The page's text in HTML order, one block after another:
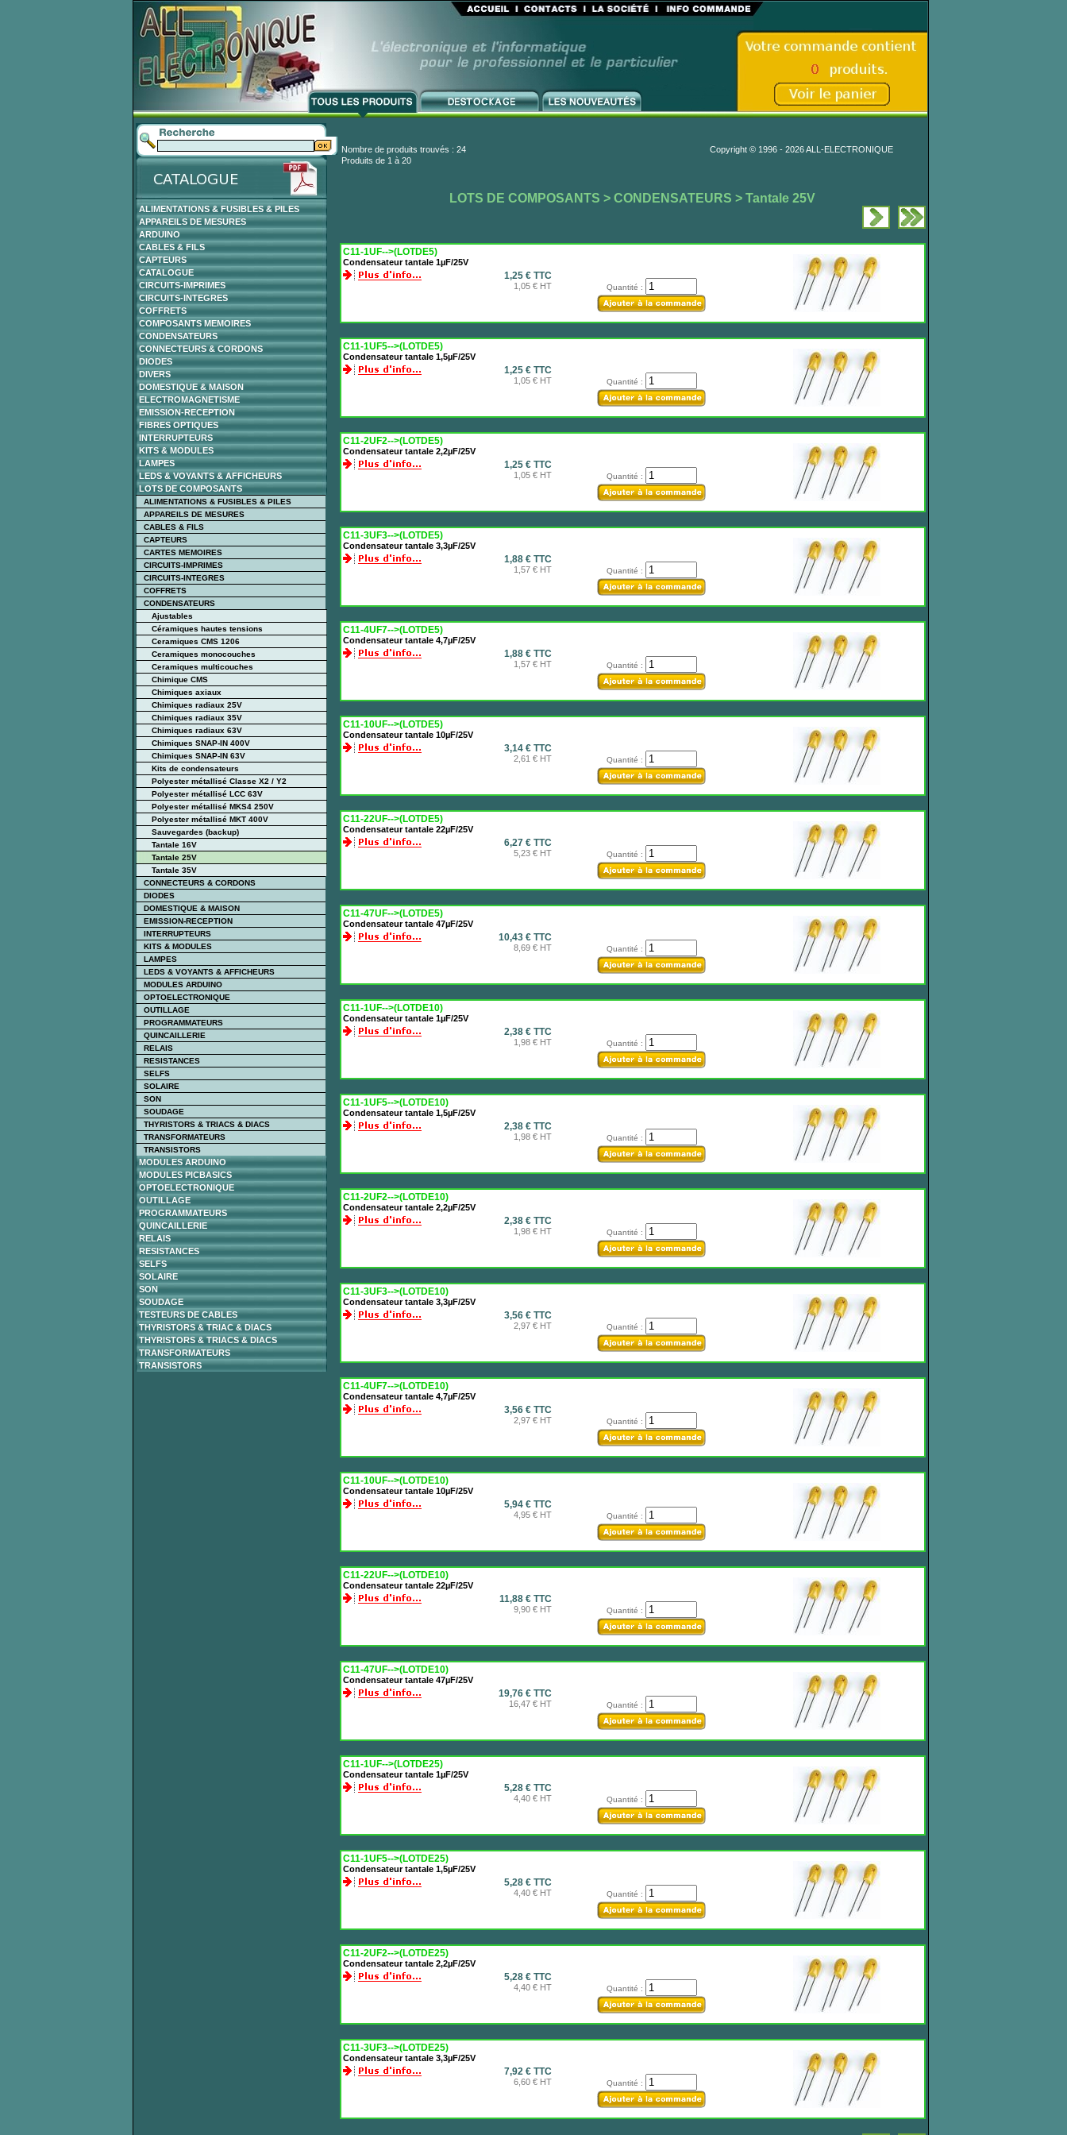
ALIMENTATIONS & FUSIBLES & PILES
APPAREILS DE MESURES
ARDUINO
CABLES & FILS
CAPTEURS
CATALOGUE
CIRCUITS-IMPRIMES
CIRCUITS-INTEGRES
COFFRETS
COMPOSANTS MEMOIRES
CONDENSATEURS
CONNECTEURS & CORDONS
DIODES
DIVERS
DOMESTIQUE & MAISON
ELECTROMAGNETISME
EMISSION-RECEPTION
FIBRES OPTIQUES
INTERRUPTEURS
KITS & MODULES
LAMPES
LEDS & VOYANTS & AFFICHEURS
LOTS DE COMPOSANTS
ALIMENTATIONS & FUSIBLES & PILES
APPAREILS DE MESURES
CABLES & FILS
CAPTEURS
CARTES MEMOIRES
CIRCUITS-IMPRIMES
CIRCUITS-INTEGRES
COFFRETS
CONDENSATEURS
Ajustables
Céramiques hautes tensions
Ceramiques CMS 1206
Ceramiques monocouches
Ceramiques multicouches
Chimique CMS
Chimiques axiaux
Chimiques radiaux 25V
Chimiques radiaux 35V
Chimiques radiaux 63V
Chimiques SNAP-IN 400V
Chimiques SNAP-IN 63V
Kits de condensateurs
Polyester métallisé Classe X2 / Y2
Polyester métallisé LCC 63V
Polyester métallisé MKS4 250V
Polyester métallisé MKT 400V
Sauvegardes (backup)
Tantale 16V
Tantale 25V
Tantale 35V
CONNECTEURS & CORDONS
DIODES
DOMESTIQUE & MAISON
EMISSION-RECEPTION
INTERRUPTEURS
KITS & MODULES
LAMPES
LEDS & VOYANTS & AFFICHEURS
MODULES ARDUINO
OPTOELECTRONIQUE
OUTILLAGE
PROGRAMMATEURS
QUINCAILLERIE
RELAIS
RESISTANCES
SELFS
SOLAIRE
SON
SOUDAGE
THYRISTORS & TRIACS & DIACS
TRANSFORMATEURS
TRANSISTORS
MODULES ARDUINO
MODULES PICBASICS
OPTOELECTRONIQUE
OUTILLAGE
PROGRAMMATEURS
QUINCAILLERIE
RELAIS
RESISTANCES
SELFS
SOLAIRE
SON
SOUDAGE
TESTEURS DE CABLES
THYRISTORS & TRIAC & DIACS
THYRISTORS & TRIACS & DIACS
TRANSFORMATEURS
TRANSISTORS
Nombre de produits trouvés : 24
Copyright © 1996 - 2026 ALL-ELECTRONIQUE
Produits de 1 à 20
LOTS DE COMPOSANTS > CONDENSATEURS > Tantale 25V
C11-1UF-->(LOTDE5)
Condensateur tantale 1µF/25V
1,25 € TTC
1,05 € HT Quantité :
C11-1UF5-->(LOTDE5)
Condensateur tantale 1,5µF/25V
1,25 € TTC
1,05 € HT Quantité :
C11-2UF2-->(LOTDE5)
Condensateur tantale 2,2µF/25V
1,25 € TTC
1,05 € HT Quantité :
C11-3UF3-->(LOTDE5)
Condensateur tantale 3,3µF/25V
1,88 € TTC
1,57 € HT Quantité :
C11-4UF7-->(LOTDE5)
Condensateur tantale 4,7µF/25V
1,88 € TTC
1,57 € HT Quantité :
C11-10UF-->(LOTDE5)
Condensateur tantale 10µF/25V
3,14 € TTC
2,61 € HT Quantité :
C11-22UF-->(LOTDE5)
Condensateur tantale 22µF/25V
6,27 € TTC
5,23 € HT Quantité :
C11-47UF-->(LOTDE5)
Condensateur tantale 47µF/25V
10,43 € TTC
8,69 € HT Quantité :
C11-1UF-->(LOTDE10)
Condensateur tantale 1µF/25V
2,38 € TTC
1,98 € HT Quantité :
C11-1UF5-->(LOTDE10)
Condensateur tantale 1,5µF/25V
2,38 € TTC
1,98 € HT Quantité :
C11-2UF2-->(LOTDE10)
Condensateur tantale 2,2µF/25V
2,38 € TTC
1,98 € HT Quantité :
C11-3UF3-->(LOTDE10)
Condensateur tantale 3,3µF/25V
3,56 € TTC
2,97 € HT Quantité :
C11-4UF7-->(LOTDE10)
Condensateur tantale 4,7µF/25V
3,56 € TTC
2,97 € HT Quantité :
C11-10UF-->(LOTDE10)
Condensateur tantale 10µF/25V
5,94 € TTC
4,95 € HT Quantité :
C11-22UF-->(LOTDE10)
Condensateur tantale 22µF/25V
11,88 € TTC
9,90 € HT Quantité :
C11-47UF-->(LOTDE10)
Condensateur tantale 47µF/25V
19,76 € TTC
16,47 € HT Quantité :
C11-1UF-->(LOTDE25)
Condensateur tantale 1µF/25V
5,28 € TTC
4,40 € HT Quantité :
C11-1UF5-->(LOTDE25)
Condensateur tantale 1,5µF/25V
5,28 € TTC
4,40 € HT Quantité :
C11-2UF2-->(LOTDE25)
Condensateur tantale 2,2µF/25V
5,28 € TTC
4,40 € HT Quantité :
C11-3UF3-->(LOTDE25)
Condensateur tantale 3,3µF/25V
7,92 € TTC
6,60 € HT Quantité :